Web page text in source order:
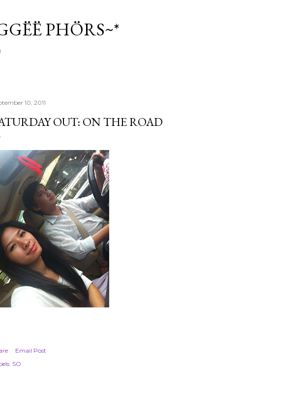
PHÖRS~*
10, 2011
OUT: ON THE ROAD
Email Post
SO